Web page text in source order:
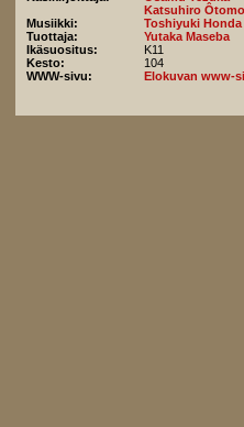
Katsuhiro Ôtomo
Musiikki:
Toshiyuki Honda
Tuottaja:
Yutaka Maseba
Ikäsuositus:
K11
Kesto:
104
WWW-sivu:
Elokuvan www-